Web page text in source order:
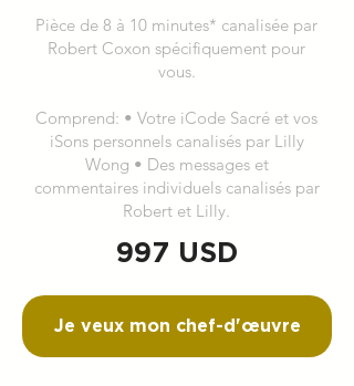
Pièce de 8 à 10 minutes* canalisée par
Robert Coxon spécifiquement pour
vous.
Comprend: • Votre iCode Sacré et vos
iSons personnels canalisés par Lilly
Wong • Des messages et
commentaires individuels canalisés par
Robert et Lilly.
997 USD
Je veux mon chef-d'œuvre